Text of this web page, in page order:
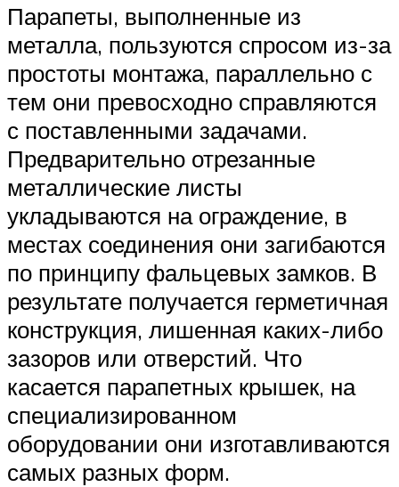
Парапеты, выполненные из
металла, пользуются спросом из-за
простоты монтажа, параллельно с
тем они превосходно справляются
с поставленными задачами.
Предварительно отрезанные
металлические листы
укладываются на ограждение, в
местах соединения они загибаются
по принципу фальцевых замков. В
результате получается герметичная
конструкция, лишенная каких-либо
зазоров или отверстий. Что
касается парапетных крышек, на
специализированном
оборудовании они изготавливаются
самых разных форм.